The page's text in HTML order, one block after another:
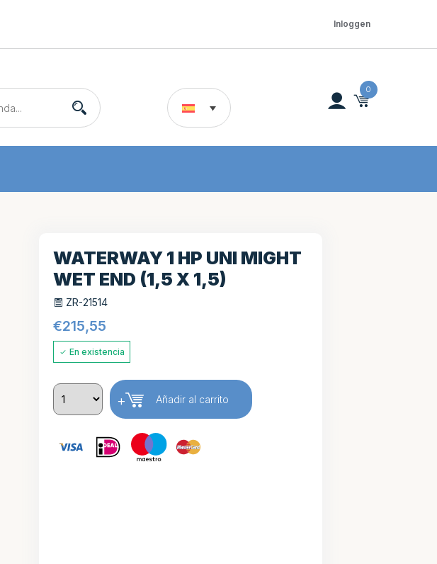
Inloggen
0
WATERWAY 1 HP UNI MIGHT
WET END (1,5 X 1,5)
ZR-21514
€215,55
En existencia
+ Añadir al carrito